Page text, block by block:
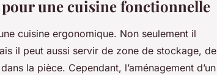
une cuisine fonctionnelle
cuisine ergonomique. Non seulement il
il peut aussi servir de zone de stockage, de
la pièce. Cependant, l’aménagement d’un